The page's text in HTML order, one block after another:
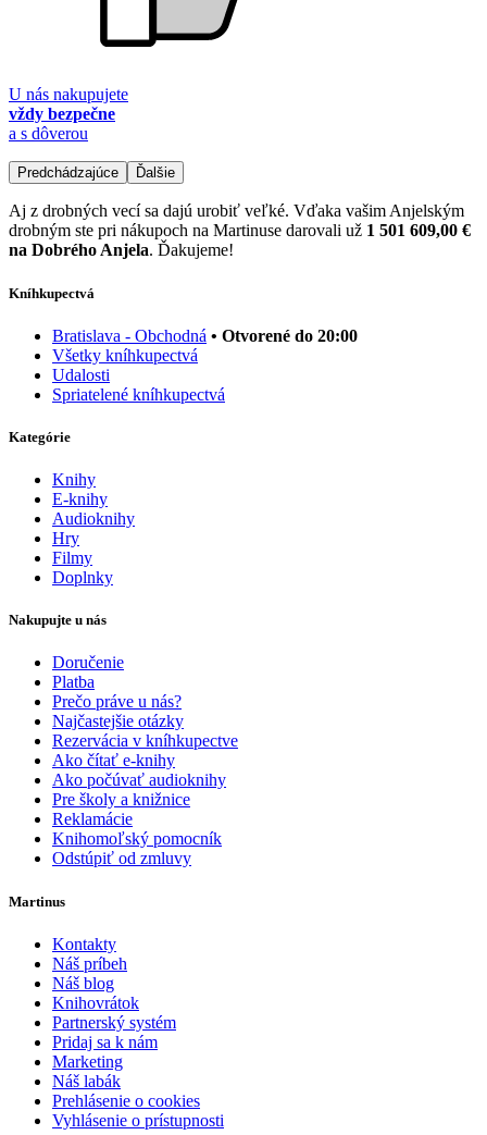
U nás nakupujete
vždy bezpečne
a s dôverou
Predchádzajúce Ďalšie
Aj z drobných vecí sa dajú urobiť veľké. Vďaka vašim Anjelským
drobným ste pri nákupoch na Martinuse darovali už 1 501 609,00 €
na Dobrého Anjela. Ďakujeme!
Kníhkupectvá
Bratislava - Obchodná • Otvorené do 20:00
Všetky kníhkupectvá
Udalosti
Spriatelené kníhkupectvá
Kategórie
Knihy
E-knihy
Audioknihy
Hry
Filmy
Doplnky
Nakupujte u nás
Doručenie
Platba
Prečo práve u nás?
Najčastejšie otázky
Rezervácia v kníhkupectve
Ako čítať e-knihy
Ako počúvať audioknihy
Pre školy a knižnice
Reklamácie
Knihomoľský pomocník
Odstúpiť od zmluvy
Martinus
Kontakty
Náš príbeh
Náš blog
Knihovrátok
Partnerský systém
Pridaj sa k nám
Marketing
Náš labák
Prehlásenie o cookies
Vyhlásenie o prístupnosti